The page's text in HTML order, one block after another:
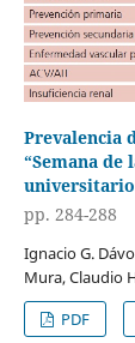
Prevalencia
“Semana
universitario
pp. 284-288
Ignacio G.
Mura, Claudio
PDF